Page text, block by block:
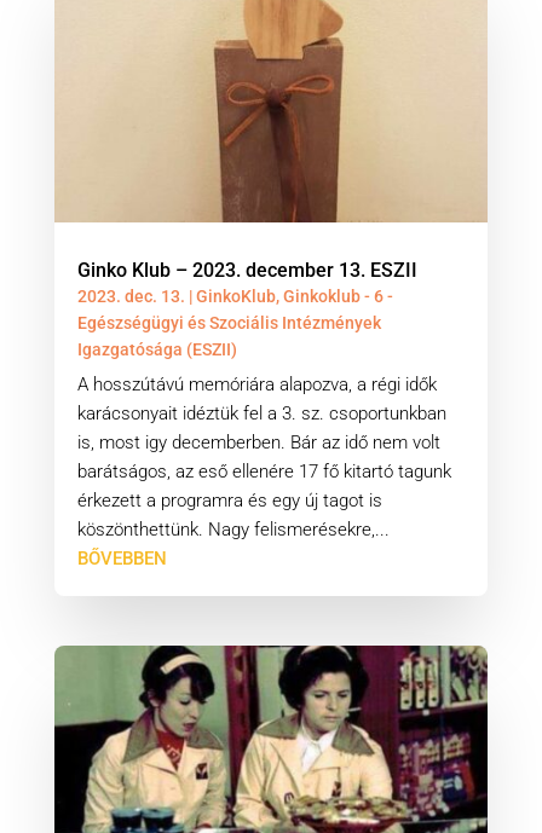
Ginko Klub – 2023. december 13. ESZII
2023. dec. 13. |GinkoKlub,Ginkoklub - 6 -
Egészségügyi és Szociális Intézmények
Igazgatósága (ESZII)
A hosszútávú memóriára alapozva, a régi idők
karácsonyait idéztük fel a 3. sz. csoportunkban
is, most igy decemberben. Bár az idő nem volt
barátságos, az eső ellenére 17 fő kitartó tagunk
érkezett a programra és egy új tagot is
köszönthettünk. Nagy felismerésekre,...
BŐVEBBEN